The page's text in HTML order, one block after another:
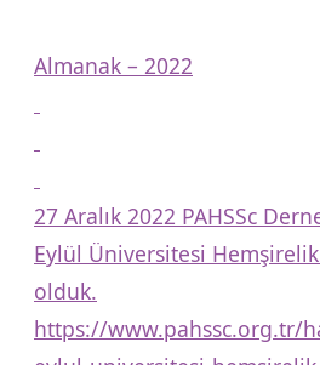
Almanak – 2022
27 Aralık 2022 PAHSSc
Eylül Üniversitesi
olduk.
https://www.pahssc.org.tr/